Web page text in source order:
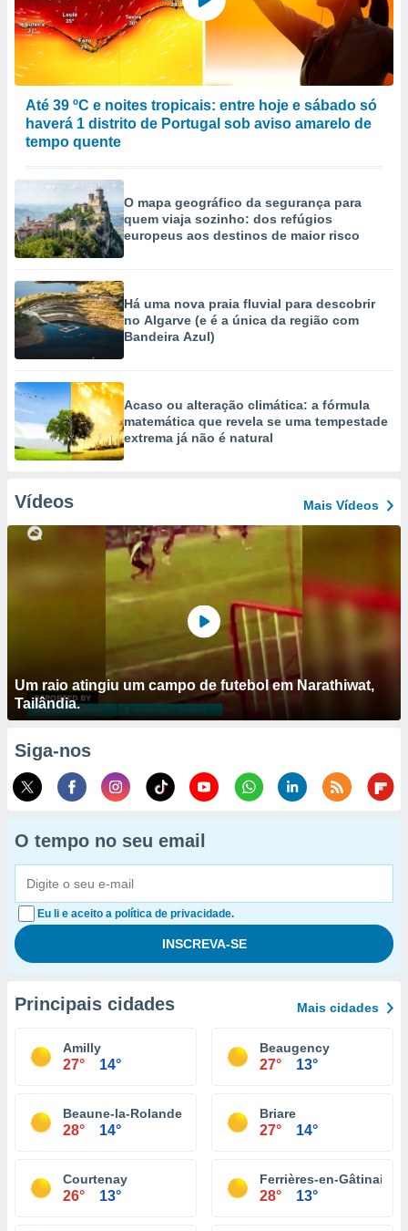
Até 39 ºC e noites tropicais: entre hoje e sábado só
haverá 1 distrito de Portugal sob aviso amarelo de
tempo quente
O mapa geográfico da segurança para
quem viaja sozinho: dos refúgios
europeus aos destinos de maior risco
Há uma nova praia fluvial para descobrir
no Algarve (e é a única da região com
Bandeira Azul)
Acaso ou alteração climática: a fórmula
matemática que revela se uma tempestade
extrema já não é natural
Vídeos Mais Vídeos
Um raio atingiu um campo de futebol em Narathiwat,
Tailândia.
Siga-nos
O tempo no seu email
Eu li e aceito a política de privacidade.
Principais cidades Mais cidades
Amilly
27° 14°
Beaugency
27° 13°
Beaune-la-Rolande
28° 14°
Briare
27° 14°
Courtenay
26° 13°
Ferrières-en-Gâtinais
28° 13°